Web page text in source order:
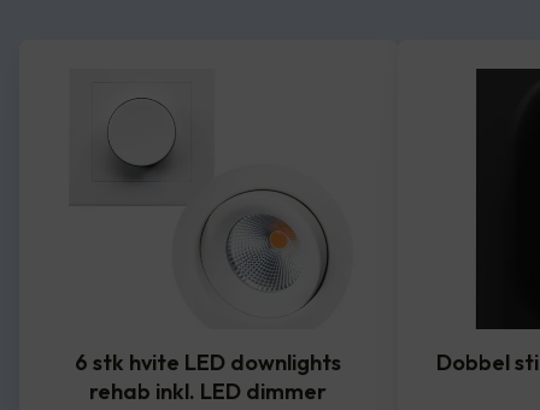
6 stk hvite LED downlights
rehab inkl. LED dimmer
Dobbel